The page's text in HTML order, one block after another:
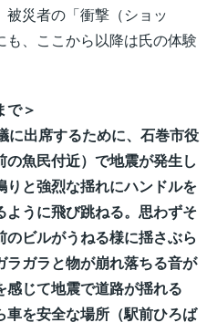
被災者の「衝撃（ショッ
も、ここから以降は氏の体験
で＞
に出席するために、石巻市役
の魚民付近）で地震が発生し
りと強烈な揺れにハンドルを
ように飛び跳ねる。思わずそ
ビルがうねる様に揺さぶら
ラガラと物が崩れ落ちる音が
感じて地震で道路が揺れる
車を安全な場所（駅前ひろば